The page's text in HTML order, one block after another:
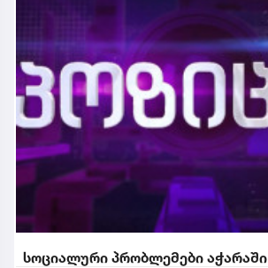
სოციალური პრობლემები აჭარაში